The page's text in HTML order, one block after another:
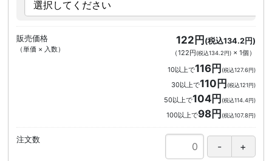
販売価格
（単価 × 入数）
122円 (税込134.2円)
（122円(税込134.2円)× 1個 ）
10以上で116円(税込127.6円)
30以上で110円(税込121円)
50以上で104円(税込114.4円)
100以上で98円(税込107.8円)
注文数